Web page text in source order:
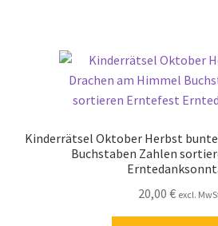
Kinderrätsel Oktober Herbst
Buchstaben Zahlen
20,00 € excl.